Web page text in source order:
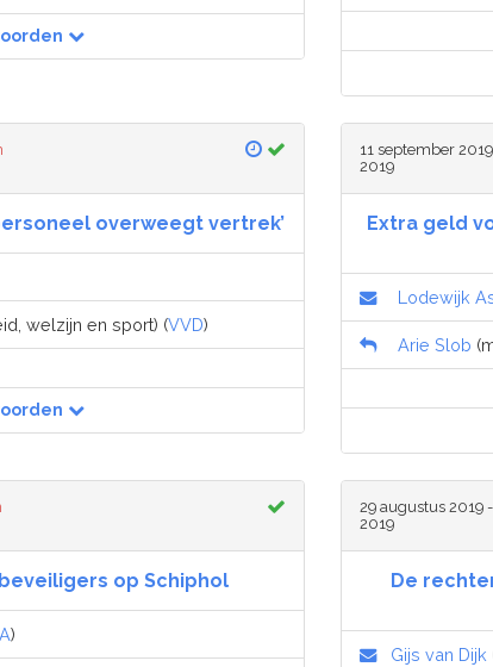
overweegt vertrek’
welzijn en sport) (VVD)
11 september
2019
Extra geld
Lodewijk
Arie Slob
op Schiphol
)
29 augustus 2019
2019
De
Gijs van Dijk